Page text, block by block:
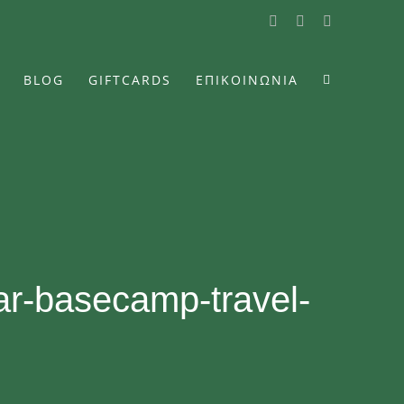
FacebookInstagram
BLOG GIFTCARDS ΕΠΙΚΟΙΝΩΝΙΑ
basecamp-travel-